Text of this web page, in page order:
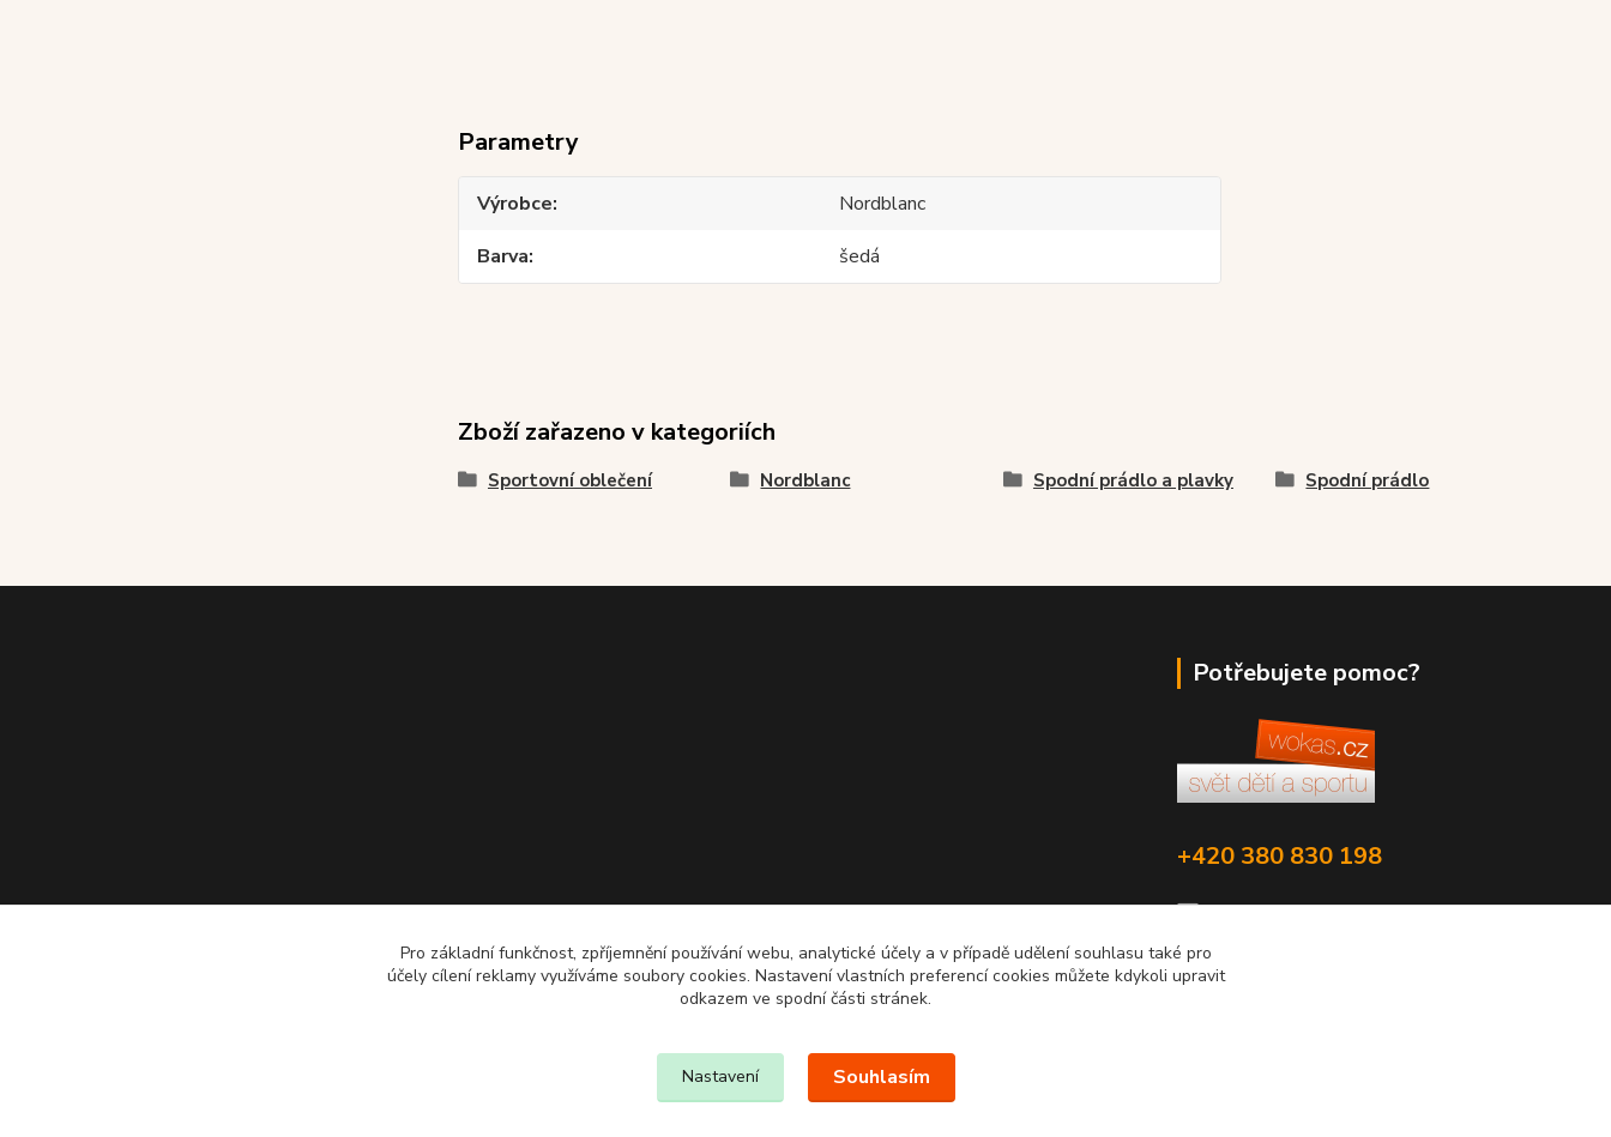
Parametry
Výrobce
Nordblanc
Barva
šedá
Zboží zařazeno v kategoriích
Sportovní oblečení Nordblanc Spodní prádlo a plavky Spodní prádlo
Potřebujete pomoc?
+420 380 830 198
wokas.online@yahoo.cz
Pro základní funkčnost, zpříjemnění používání webu, analytické účely a v případě udělení souhlasu také pro
účely cílení reklamy využíváme soubory cookies. Nastavení vlastních preferencí cookies můžete kdykoli upravit
odkazem ve spodní části stránek.
Nastavení Souhlasím